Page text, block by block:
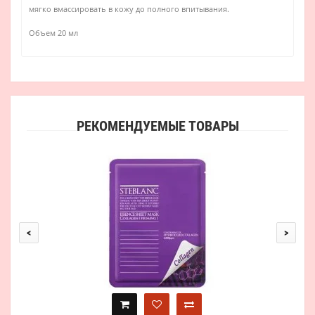
мягко вмассировать в кожу до полного впитывания.
Объем 20 мл
РЕКОМЕНДУЕМЫЕ ТОВАРЫ
< >